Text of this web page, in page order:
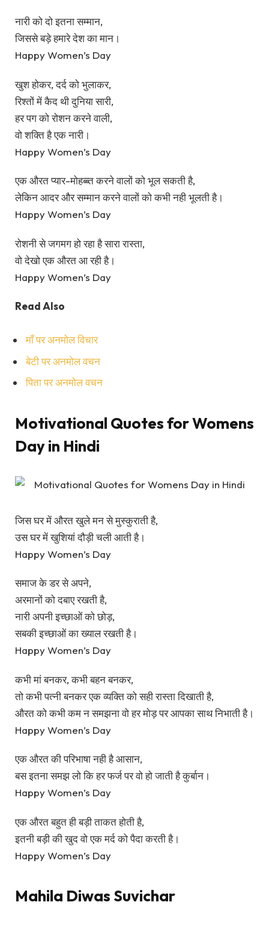
नारी को दो इतना सम्मान,
जिससे बड़े हमारे देश का मान।
Happy Women’s Day
खुश होकर, दर्द को भुलाकर,
रिश्तों में कैद थी दुनिया सारी,
हर पग को रोशन करने वाली,
वो शक्ति है एक नारी।
Happy Women’s Day
एक औरत प्यार-मोहब्ब्त करने वालों को भूल सकती है,
लेकिन आदर और सम्मान करने वालों को कभी नही भूलती है।
Happy Women’s Day
रोशनी से जगमग हो रहा है सारा रास्ता,
वो देखो एक औरत आ रही है।
Happy Women’s Day
Read Also
माँ पर अनमोल विचार
बेटी पर अनमोल वचन
पिता पर अनमोल वचन
Motivational Quotes for Womens
Day in Hindi
जिस घर में औरत खुले मन से मुस्कुराती है,
उस घर में खुशियां दौड़ी चली आती है।
Happy Women’s Day
समाज के डर से अपने,
अरमानों को दबाए रखती है,
नारी अपनी इच्छाओं को छोड़,
सबकी इच्छाओं का ख्याल रखती है।
Happy Women’s Day
कभी मां बनकर, कभी बहन बनकर,
तो कभी पत्नी बनकर एक व्यक्ति को सही रास्ता दिखाती है,
औरत को कभी कम न समझना वो हर मोड़ पर आपका साथ निभाती है।
Happy Women’s Day
एक औरत की परिभाषा नही है आसान,
बस इतना समझ लो कि हर फर्ज पर वो हो जाती है कुर्बान।
Happy Women’s Day
एक औरत बहुत ही बड़ी ताकत होती है,
इतनी बड़ी की खुद वो एक मर्द को पैदा करती है।
Happy Women’s Day
Mahila Diwas Suvichar